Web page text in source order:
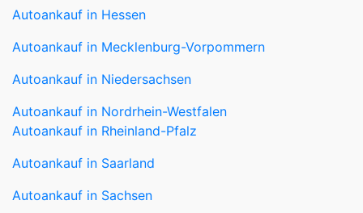
Autoankauf in Hessen
Autoankauf in Mecklenburg-Vorpommern
Autoankauf in Niedersachsen
Autoankauf in Nordrhein-Westfalen
Autoankauf in Rheinland-Pfalz
Autoankauf in Saarland
Autoankauf in Sachsen